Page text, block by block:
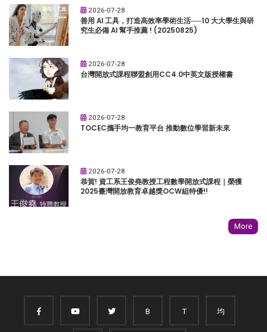
2026-07-28
善用 AI 工具，打造高效率學術生活──10 大大學生與研
究生必備 AI 幫手推薦 ! (20250825)
2026-07-28
台灣開放式課程聯盟創用CC4.0中英文版授權書
2026-07-28
TOCEC攜手均一教育平台 推動數位學習新未來
2026-07-28
恭賀! 資工系王俊堯教授工程數學開放式課程｜榮獲
2025臺灣開放教育卓越獎OCW組特優!!
More
B T 均